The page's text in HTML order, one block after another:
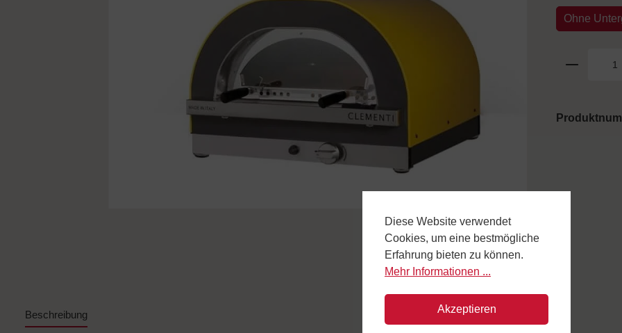
Ohne
Beschreibung
Diese Website verwendet
Cookies, um eine bestmögliche
Erfahrung bieten zu können.
Mehr Informationen ...
Akzeptieren